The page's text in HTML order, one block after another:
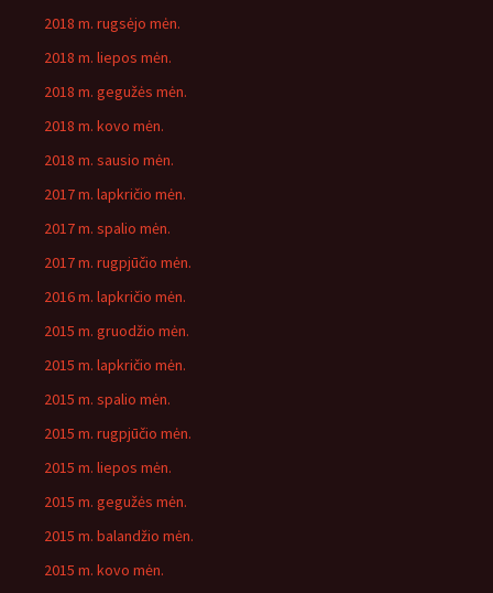
2018 m. rugsėjo mėn.
2018 m. liepos mėn.
2018 m. gegužės mėn.
2018 m. kovo mėn.
2018 m. sausio mėn.
2017 m. lapkričio mėn.
2017 m. spalio mėn.
2017 m. rugpjūčio mėn.
2016 m. lapkričio mėn.
2015 m. gruodžio mėn.
2015 m. lapkričio mėn.
2015 m. spalio mėn.
2015 m. rugpjūčio mėn.
2015 m. liepos mėn.
2015 m. gegužės mėn.
2015 m. balandžio mėn.
2015 m. kovo mėn.